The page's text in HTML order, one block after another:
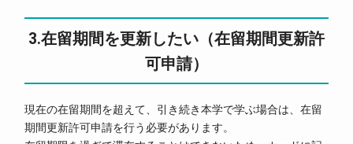
3.在留期間を更新したい（在留期間更新許
可申請）
現在の在留期間を超えて、引き続き本学で学ぶ場合は、在留
期間更新許可申請を行う必要があります。